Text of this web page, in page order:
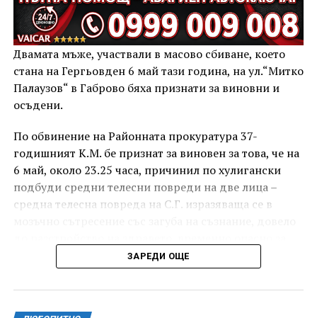
Двамата мъже, участвали в масово сбиване, което
стана на Гергьовден 6 май тази година, на ул.“Митко
Палаузов“ в Габрово бяха признати за виновни и
осъдени.
По обвинение на Районната прокуратура 37-
годишният К.М. бе признат за виновен за това, че на
6 май, около 23.25 часа, причинил по хулигански
подбуди средни телесни повреди на две лица –
средна телесна повреда на С.Г. изразяваща се в
живота, и лека телесна повреда на Х.С., която бе с
порезна рана на петия пръст на дясната ръка,
довела до разстройство на здравето, неопасно за
ЗАРЕДИ ОЩЕ